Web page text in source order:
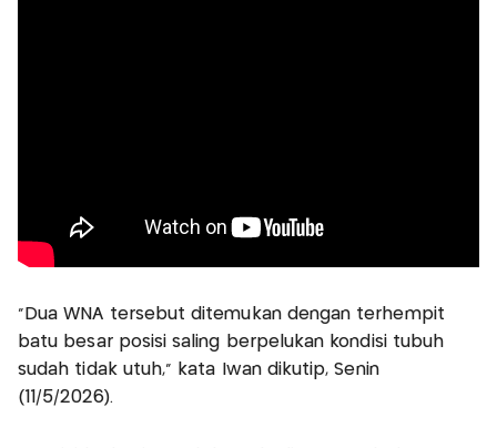
"Dua WNA tersebut ditemukan dengan terhempit
batu besar posisi saling berpelukan kondisi tubuh
sudah tidak utuh," kata Iwan dikutip, Senin
(11/5/2026).